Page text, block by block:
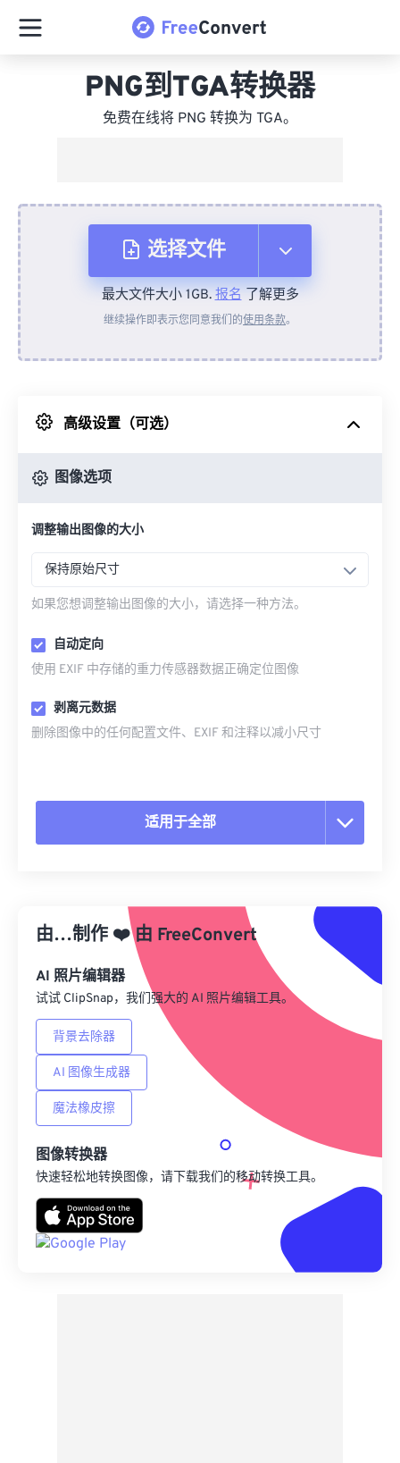
PNG到TGA转换器
免费在线将 PNG 转换为 TGA。
选择文件
从设备
来自 Google Drive
最大文件大小 1GB.报名了解更多
继续操作即表示您同意我们的使用条款。
高级设置（可选）
图像选项
调整输出图像的大小
保持原始尺寸
如果您想调整输出图像的大小，请选择一种方法。
自动定向
使用 EXIF 中存储的重力传感器数据正确定位图像
剥离元数据
删除图像中的任何配置文件、EXIF 和注释以减小尺寸
适用于全部
从预设应用
另存为预设
由…制作 ❤️由 FreeConvert
AI 照片编辑器
试试 ClipSnap，我们强大的 AI 照片编辑工具。
背景去除器
AI 图像生成器
魔法橡皮擦
图像转换器
快速轻松地转换图像，请下载我们的移动转换工具。